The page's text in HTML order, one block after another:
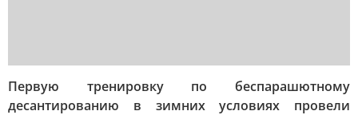
Первую тренировку по беспарашютному
десантированию в зимних условиях провели